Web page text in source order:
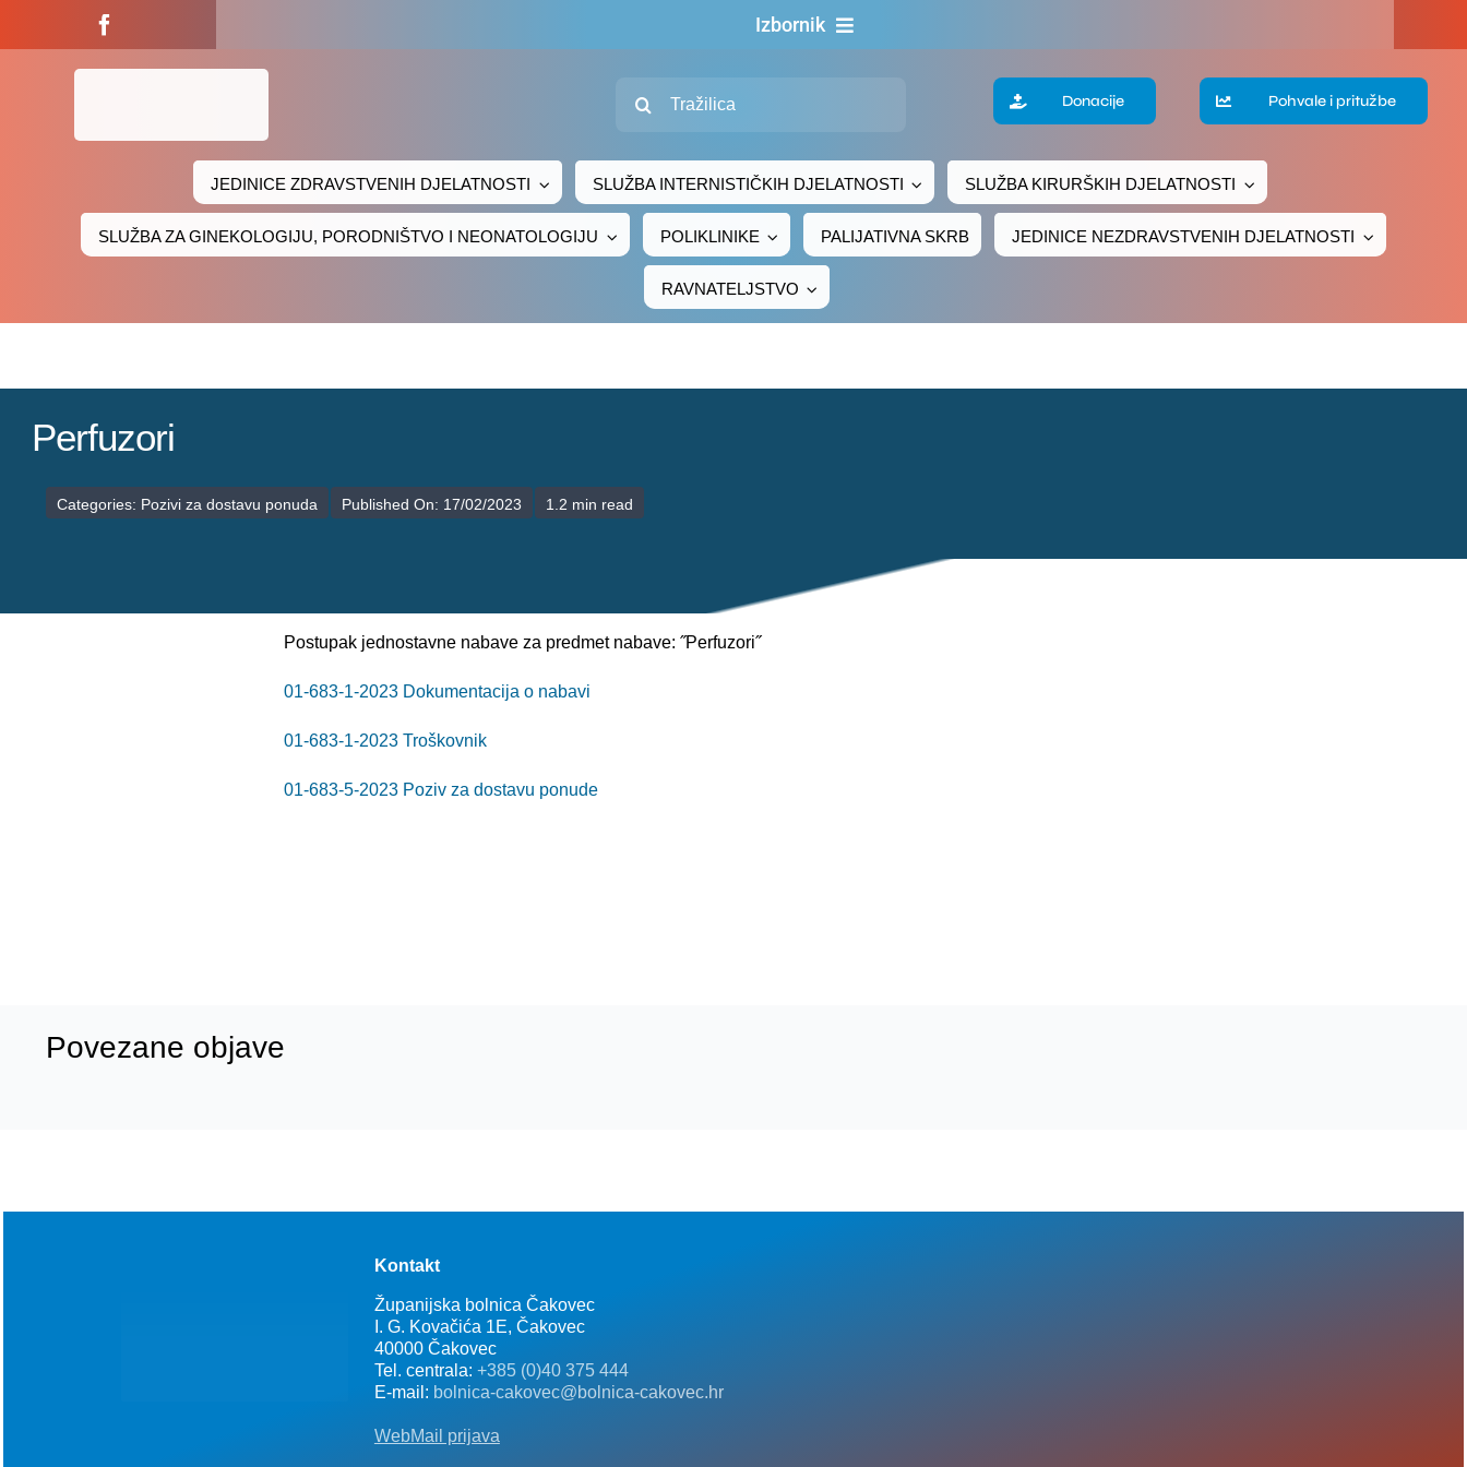
Izbornik
Za pacijente
Javna nabava
Donacije Pohvale i pritužbe
JEDINICE ZDRAVSTVENIH DJELATNOSTI SLUŽBA INTERNISTIČKIH DJELATNOSTI SLUŽBA KIRURŠKIH DJELATNOSTI
SLUŽBA ZA GINEKOLOGIJU, PORODNIŠTVO I NEONATOLOGIJU POLIKLINIKE PALIJATIVNA SKRB JEDINICE NEZDRAVSTVENIH DJELATNOSTI
RAVNATELJSTVO
Perfuzori
Categories: Pozivi za dostavu ponuda Published On: 17/02/2023 1.2 min read
Postupak jednostavne nabave za predmet nabave: ˝Perfuzori˝
01-683-1-2023 Dokumentacija o nabavi
01-683-1-2023 Troškovnik
01-683-5-2023 Poziv za dostavu ponude
Povezane objave
Kontakt
Županijska bolnica Čakovec
I. G. Kovačića 1E, Čakovec
40000 Čakovec
Tel. centrala: +385 (0)40 375 444
E-mail: bolnica-cakovec@bolnica-cakovec.hr
WebMail prijava